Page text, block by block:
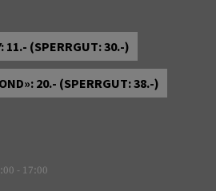
11.- (SPERRGUT: 30.-)
20.- (SPERRGUT: 38.-)
- 17:00